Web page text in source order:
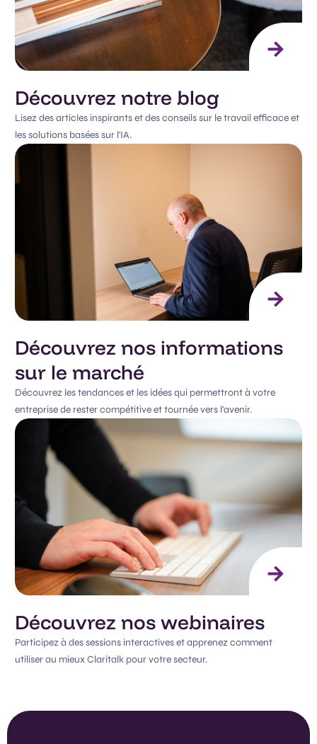
Découvrez notre blog
Lisez des articles inspirants et des conseils sur le travail efficace et
les solutions basées sur l'IA.
Découvrez nos informations
sur le marché
Découvrez les tendances et les idées qui permettront à votre
entreprise de rester compétitive et tournée vers l'avenir.
Découvrez nos webinaires
Participez à des sessions interactives et apprenez comment
utiliser au mieux Claritalk pour votre secteur.